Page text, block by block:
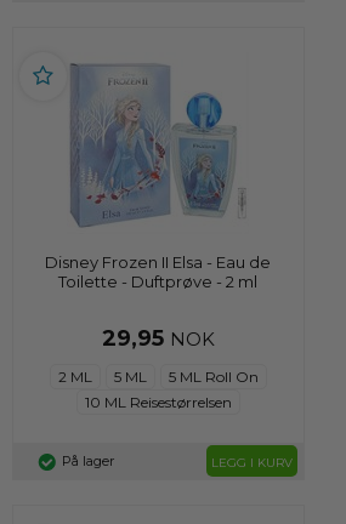
Disney Frozen II Elsa - Eau de
Toilette - Duftprøve - 2 ml
29,95 NOK
2 ML 5 ML
5 ML Roll On
10 ML Reisestørrelsen
På lager LEGG I KURV